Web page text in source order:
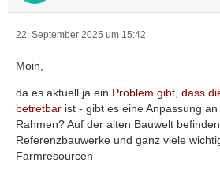
22. September 2025 um 15:42
Moin,
da es aktuell ja ein Problem gibt, dass
betretbar ist - gibt es eine Anpassung
Rahmen? Auf der alten Bauwelt
Referenzbauwerke und ganz viele
Farmresourcen